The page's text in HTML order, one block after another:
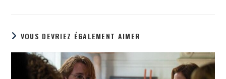
VOUS DEVRIEZ ÉGALEMENT AIMER